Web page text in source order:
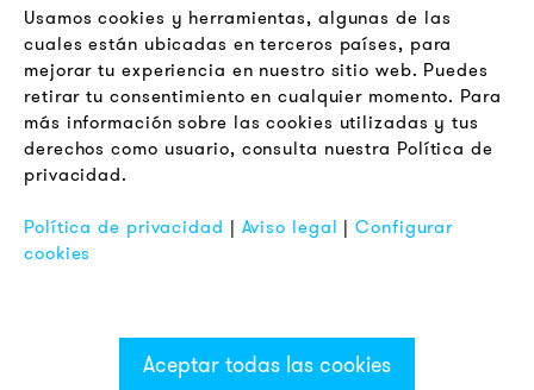
Boletín
LEGAL
Terminos y Condiciones Generales
Aviso de Privacidad
Pie de Imprenta
Usamos cookies y herramientas, algunas de las
cuales están ubicadas en terceros países, para
mejorar tu experiencia en nuestro sitio web. Puedes
retirar tu consentimiento en cualquier momento. Para
más información sobre las cookies utilizadas y tus
derechos como usuario, consulta nuestra Política de
privacidad.
Política de privacidad | Aviso legal |Configurar
cookies
Aceptar todas las cookies